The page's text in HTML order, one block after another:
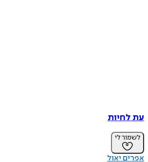
עת לחיות
לשמור לי
אפרים יאול